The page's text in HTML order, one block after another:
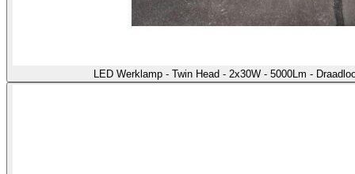
LED Werklamp - Twin Head - 2x30W - 5000Lm -